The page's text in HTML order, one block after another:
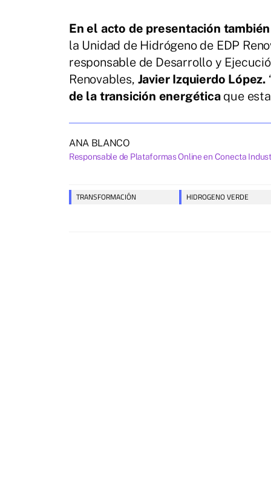
En el acto de presentación
la Unidad de Hidrógeno de EDP
responsable de Desarrollo y
Renovables, Javier Izquierdo López.
de la transición energéticaque
ANA BLANCO
Responsable de Plataformas Online en Conecta
TRANSFORMACIÓN HIDROGENO VERDE